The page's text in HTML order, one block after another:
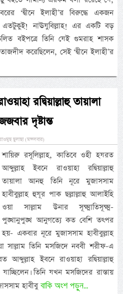
‘দ্বীনে ইলাহী’র বিরুদ্ধে একজন
এতটুকুই! নাঊযুবিল্লাহ! এর একটি বড়
বইপত্রে তিনি যেই গুমরাহ শাসক
করেছিলেন, সেই ‘দ্বীনে ইলাহী’র
রদ্বিয়াল্লাহু তায়ালা
দৃষ্টান্ত
ছুলাছা (মঙ্গলবার)
শায়িরু রসূলিল্লাহ, কাতিবে ওহী হযরত
আব্দুল্লাহ ইবনে রাওয়াহা রদ্বিয়াল্লাহু
তায়ালা আনহু তিনি নূরে মুজাসসাম
হাবীবুল্লাহ হুযূর পাক ছল্লাল্লাহু আলাইহি
ওয়া সাল্লাম উনার সূক্ষ্মাতিসূক্ষ্ম-
পুঙ্খানুপুঙ্খ আনুগত্যে কত বেশি তৎপর
হয়- একবার নূরে মুজাসসাম হাবীবুল্লাহ
সাল্লাম তিনি মসজিদে নববী শরীফ-এ
ইবনে রাওয়াহা রদ্বিয়াল্লাহু
তিনি যখন মসজিদের রাস্তায়
হাবীবুবাকি অংশ পড়ুন...